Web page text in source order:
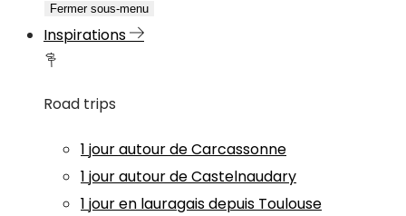
Fermer sous-menu
Inspirations
Road trips
1 jour autour de Carcassonne
1 jour autour de Castelnaudary
1 jour en lauragais depuis Toulouse